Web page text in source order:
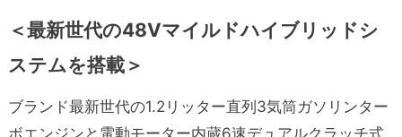
＜最新世代の48Vマイルドハイブリッドシ
ステムを搭載＞
ブランド最新世代の1.2リッター直列3気筒ガソリンター
ボエンジンと電動モーター内蔵6速デュアルクラッチ式